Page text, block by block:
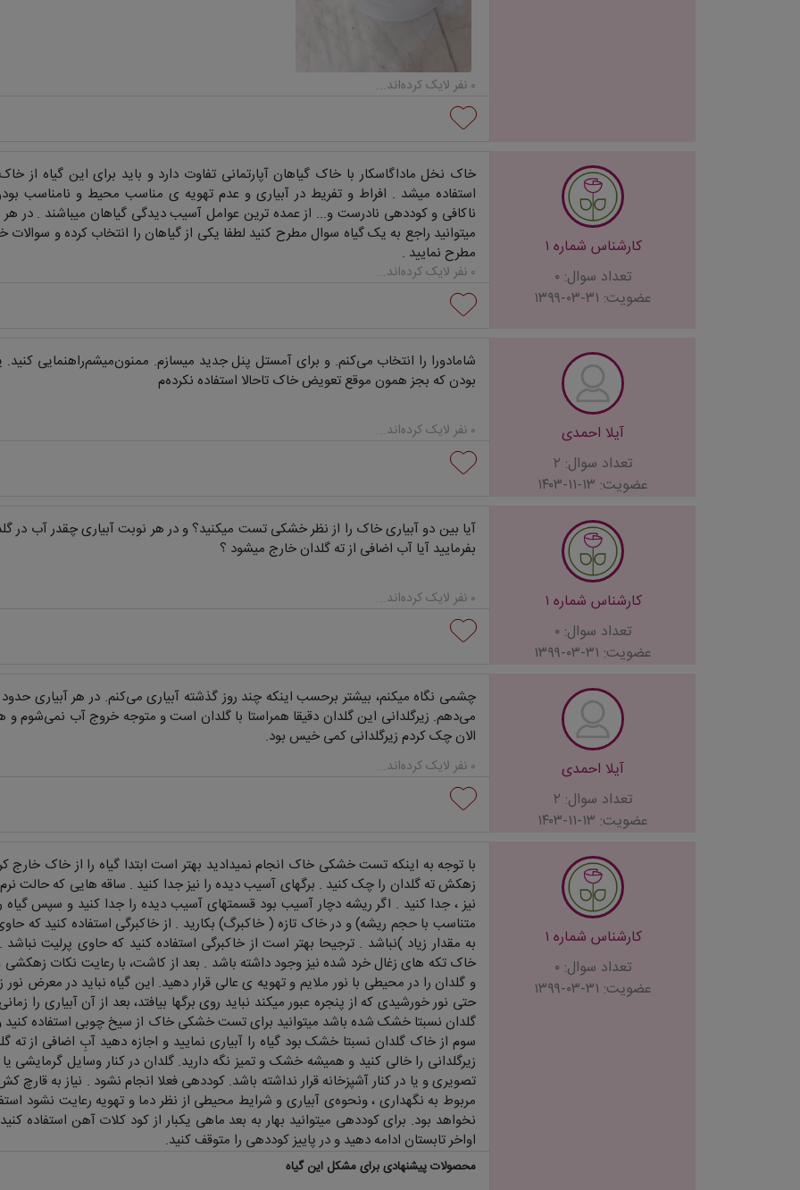
۰ نفر لایک کرده‌اند...
کارشناس شماره ۱
تعداد سوال: ۰
عضویت: ۳۱-۰۳-۱۳۹۹
خاک نخل ماداگاسکار با خاک گیاهان آپارتمانی تفاوت دارد و باید برای این گیاه
استفاده میشد . افراط و تفریط در آبیاری و عدم تهویه ی مناسب محیط و نامناسب
ناکافی و کوددهی نادرست و... از عمده ترین عوامل آسیب دیدگی گیاهان میباشند . در هر
میتوانید راجع به یک گیاه سوال مطرح کنید لطفا یکی از گیاهان را انتخاب کرده و سوالات
مطرح نمایید .
۰ نفر لایک کرده‌اند...
آیلا احمدی
تعداد سوال: ۲
عضویت: ۱۳-۱۱-۱۴۰۳
شامادورا را انتخاب می‌کنم. و برای آمستل پنل جدید میسازم. ممنون‌میشم‌راهنمایی
بودن که بجز همون موقع تعویض خاک تاحالا استفاده نکرده‌م
۰ نفر لایک کرده‌اند...
کارشناس شماره ۱
تعداد سوال: ۰
عضویت: ۳۱-۰۳-۱۳۹۹
آیا بین دو آبیاری خاک را از نظر خشکی تست میکنید؟ و در هر نوبت آبیاری چقدر آب در
بفرمایید آیا آب اضافی از ته گلدان خارج میشود ؟
۰ نفر لایک کرده‌اند...
آیلا احمدی
تعداد سوال: ۲
عضویت: ۱۳-۱۱-۱۴۰۳
چشمی نگاه میکنم، بیشتر برحسب اینکه چند روز گذشته آبیاری می‌کنم. در هر آبیاری
می‌دهم. زیرگلدانی این گلدان دقیقا همراستا با گلدان است و متوجه خروج آب نمی‌شوم و
الان چک کردم زیرگلدانی کمی خیس بود.
۰ نفر لایک کرده‌اند...
کارشناس شماره ۱
تعداد سوال: ۰
عضویت: ۳۱-۰۳-۱۳۹۹
با توجه به اینکه تست خشکی خاک انجام نمیدادید بهتر است ابتدا گیاه را از خاک
زهکش ته گلدان را چک کنید . برگهای آسیب دیده را نیز جدا کنید . ساقه هایی که حالت نرم
نیز ، جدا کنید . اگر ریشه دچار آسیب بود قسمتهای آسیب دیده را جدا کنید و سپس گیاه
متناسب با حجم ریشه) و در خاک تازه ( خاکبرگ) بکارید . از خاکبرگی استفاده کنید که
به مقدار زیاد )نباشد . ترجیحا بهتر است از خاکبرگی استفاده کنید که حاوی پرلیت
خاک تکه های زغال خرد شده نیز وجود داشته باشد . بعد از کاشت، با رعايت نکات زهکشی ،
و گلدان را در محیطی با نور ملایم و تهویه ی عالی قرار دهید. این گیاه نباید در معرض نور
حتی نور خورشیدی که از پنجره عبور میکند نباید روی برگها بیافتد، بعد از آن آبیاری را
گلدان نسبتا خشک شده باشد میتوانید برای تست خشکی خاک از سيخ چوبی استفاده کنید
سوم از خاک گلدان نسبتا خشک بود گیاه را آبیاری نمایید و اجازه دهید آبِ اضافی از ته
زیرگلدانی را خالی کنید و همیشه خشک و تمیز نگه دارید. گلدان در کنار وسایل
تصویری و یا در کنار آشپزخانه قرار نداشته باشد. کوددهی فعلا انجام نشود . نیاز به قارچ
مربوط به نگهداری ، ونحوه‌ی آبیاری و شرایط محیطی از نظر دما و تهویه رعايت نشود
نخواهد بود. برای کوددهی میتوانید بهار به بعد ماهی یکبار از کود کلات آهن استفاده
اواخر تابستان ادامه دهید و در پاییز کوددهی را متوقف کنید.
محصولات پیشنهادی برای مشکل این گیاه